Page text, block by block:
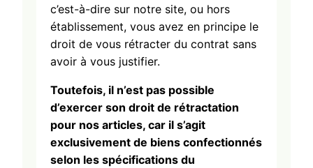
c’est-à-dire sur notre site, ou hors
établissement, vous avez en principe le
droit de vous rétracter du contrat sans
avoir à vous justifier.
Toutefois, il n’est pas possible
d’exercer son droit de rétractation
pour nos articles, car il s’agit
exclusivement de biens confectionnés
selon les spécifications du